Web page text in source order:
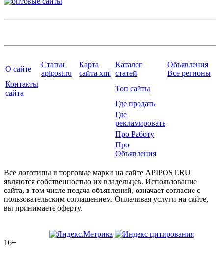
О сайте
Статьи
apipost.ru
Карта
сайта xml
Каталог
статей
Объявления
Все регионы
Контакты
сайта
Топ сайты
Где продать
Где
рекламировать
Про Работу
Про
Объявления
Все логотипы и торговые марки на сайте APIPOST.RU
являются собственностью их владельцев. Использование
сайта, в том числе подача объявлений, означает согласие с
пользовательским соглашением. Оплачивая услуги на сайте,
вы принимаете оферту.
16+